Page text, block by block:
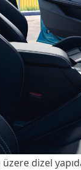
üzere dizel